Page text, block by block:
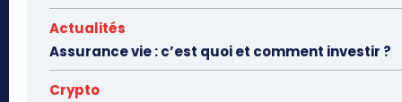
Actualités
Assurance vie : c’est quoi et comment investir ?
Crypto